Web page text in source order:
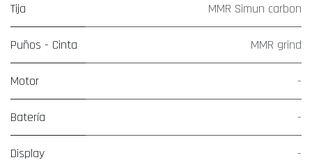
Tija MMR Simun carbon
Puños - Cinta MMR grind
Motor -
Batería -
Display -